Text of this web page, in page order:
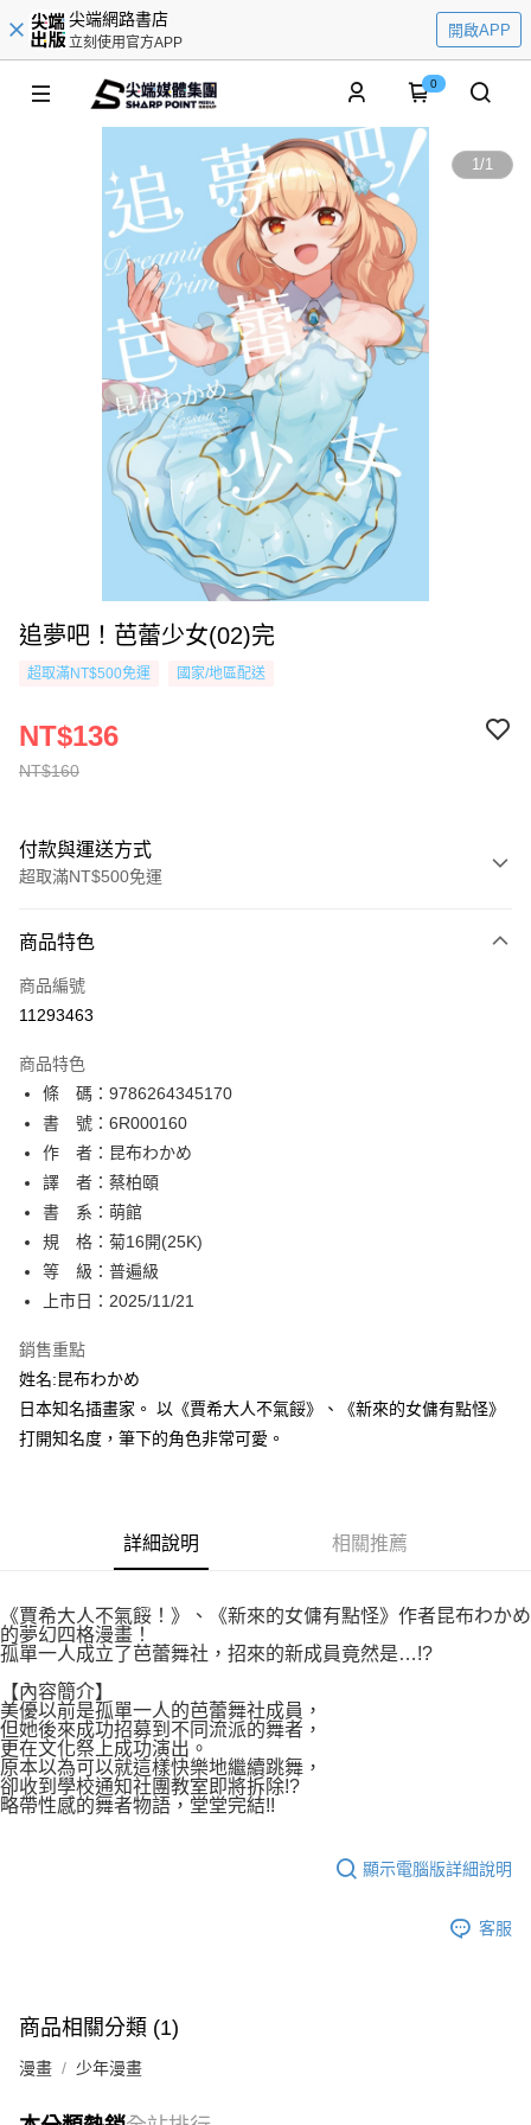
尖端網路書店
立刻使用官方APP
開啟APP
0
1/1
追夢吧！芭蕾少女(02)完
超取滿NT$500免運 國家/地區配送
NT$160
NT$136
付款與運送方式
超取滿NT$500免運
信用卡一次付款
超商取貨付款
相關說明
【關於「AFTEE先享後付」】
AFTEE先享後付是「在收到商品之後才付款」的支付方式。 讓您購物簡單
便利好安心！
１．簡單：不需註冊會員、不需綁卡、不需儲值。
２．便利：只要手機號碼，簡訊認證，即可結帳。
３．安心：先確認商品／服務後，再付款。
【「AFTEE先享後付」結帳流程】
１．於結帳方式選擇「AFTEE先享後付」後，將跳轉至「AFTEE先享後付」
結帳頁面，進行簡訊認證並確認金額後，即可完成結帳。
２．訂單成立數日內，您將收到繳費通知簡訊。
ATM／網路銀行／等多元方式進行付款，方視為交易完成。
※ 請注意：結帳手續完成當下不需立刻繳費，但若您需要取消訂單，請聯絡
購買商品的店家。未經商家同意取消之訂單仍視為有效，需透過AFTEE先享
後付繳納相關費用。
※ 交易是否成功請以「AFTEE先享後付 」之結帳頁面顯示為準，若有關於
１．透過由恩沛科技股份有限公司提供之「AFTEE先享後付」服務完成之交
易，需依本服務之必要範圍內提供個人資料，並將交易相關給付款項請求債
２．關於個人資料處理事宜，請瀏覽以下網址：
https://aftee.tw/terms/#terms3
３．未成年的使用者請事先徵得法定代理人或監護人之同意方可使用
任。
４．使用「AFTEE先享後付」時，將依據個別帳號之用戶狀況，依本公司即
時審查核予不同之上限額度；若仍有額度不足之情形，本公司將視審查結果
請求用戶進行身份認證。
５．嚴禁一人註冊多個帳號或使用他人資訊註冊。若發現惡意使用之情形，
恩沛科技股份有限公司將有權停止該用戶之使用額度並採取法律行動。
ATM付款
運送方式
全家取貨付款
每筆NT$80，滿NT$500(含以上)免運費
付款後全家取貨
每筆NT$80，滿NT$500(含以上)免運費
付款後萊爾富取貨
每筆NT$80，滿NT$500(含以上)免運費
每筆NT$80，滿NT$500(含以上)免運費
每筆NT$100，滿NT$800(含以上)免運費
國家/地區配送
商品特色
商品編號
11293463
商品特色
條 碼：9786264345170
書 號：6R000160
作 者：昆布わかめ
譯 者：蔡柏頤
書 系：萌館
規 格：菊16開(25K)
等 級：普遍級
上市日：2025/11/21
銷售重點
姓名:昆布わかめ
日本知名插畫家。 以《賈希大人不氣餒》、《新來的女傭有點怪》
打開知名度，筆下的角色非常可愛。
詳細說明 相關推薦
《賈希大人不氣餒！》、《新來的女傭有點怪》作者昆布わかめ
的夢幻四格漫畫！
孤單一人成立了芭蕾舞社，招來的新成員竟然是…!?
【內容簡介】
美優以前是孤單一人的芭蕾舞社成員，
但她後來成功招募到不同流派的舞者，
更在文化祭上成功演出。
原本以為可以就這樣快樂地繼續跳舞，
卻收到學校通知社團教室即將拆除!?
略帶性感的舞者物語，堂堂完結!!
顯示電腦版詳細說明
客服
商品相關分類 (1)
漫畫 少年漫畫